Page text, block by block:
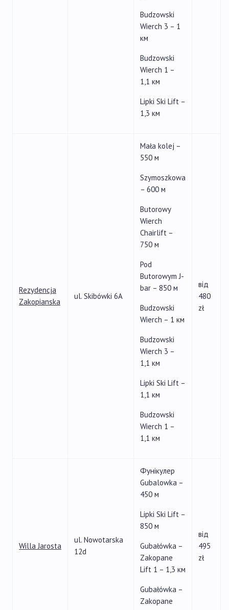
Budzowski
Wierch 3 – 1
км
Budzowski
Wierch 1 –
1,1 км
Lipki Ski Lift –
1,3 км
Rezydencja
Zakopianska
ul. Skibówki 6A
Mała kolej –
550 м
Szymoszkowa
– 600 м
Butorowy
Wierch
Chairlift –
750 м
Pod
Butorowym J-
bar – 850 м
Budzowski
Wierch – 1 км
Budzowski
Wierch 3 –
1,1 км
Lipki Ski Lift –
1,1 км
Budzowski
Wierch 1 –
1,1 км
від
480
zł
Willa Jarosta
ul. Nowotarska
12d
Фунікулер
Gubalowka –
450 м
Lipki Ski Lift –
850 м
Gubałówka –
Zakopane
Lift 1 – 1,3 км
Gubałówka –
Zakopane
від
495
zł